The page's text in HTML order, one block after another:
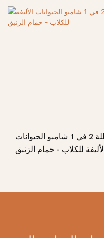
تطهير الفانيليا اللوز المعطر & مبللة 2 في 1 شامبو الحيوانات
الأليفة للكلاب - حمام الزنبق